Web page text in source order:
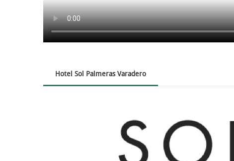
Hotel Sol Palmeras Varadero